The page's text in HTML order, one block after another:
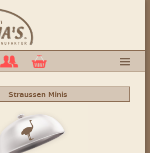
Straussen Minis